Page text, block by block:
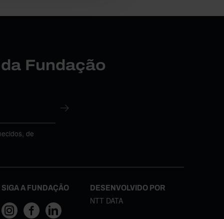
Fundação
de
SIGA A FUNDAÇÃO DESENVOLVIDO POR
NTT DATA